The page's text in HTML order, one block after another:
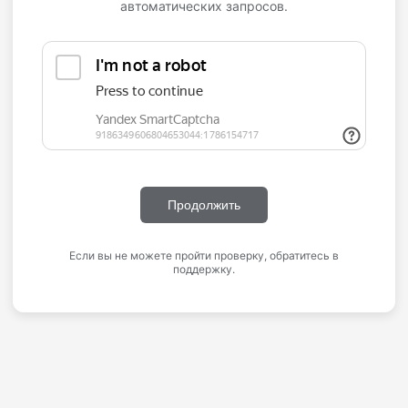
автоматических запросов.
Продолжить
Если вы не можете пройти проверку, обратитесь в
поддержку.